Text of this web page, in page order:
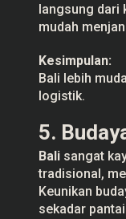
langsung dari
mudah
Kesimpulan:
Bali lebih
logistik.
5.
Balisangat
tradisional,
Keunikan
sekadar